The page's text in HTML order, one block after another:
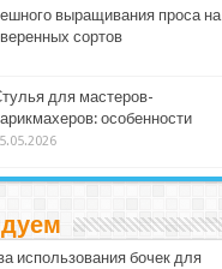
выращивания проса на
сортов
для мастеров-
особенности
использования бочек для